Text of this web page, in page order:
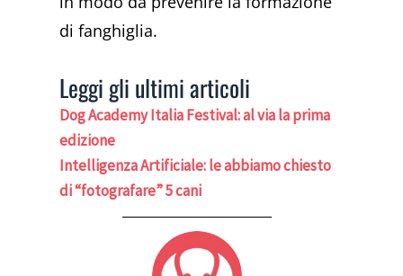
di fanghiglia.
Leggi gli ultimi articoli
Dog Academy Italia Festival: al via la prima
edizione
Intelligenza Artificiale: le abbiamo chiesto
di “fotografare” 5 cani